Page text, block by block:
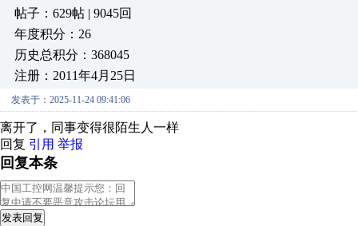
帖子：629帖 | 9045回
年度积分：26
历史总积分：368045
注册：2011年4月25日
发表于：2025-11-24 09:41:06
离开了，同事变得很陌生人一样
回复 引用 举报
回复本条
发表回复